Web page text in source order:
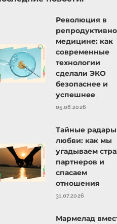
Революция в
медицине: как
современные
технологии
сделали ЭКО
безопаснее и
успешнее
05.08.2026
Тайные радары
любви: как мы
угадываем
партнеров и
спасаем
отношения
31.07.2026
Мармелад